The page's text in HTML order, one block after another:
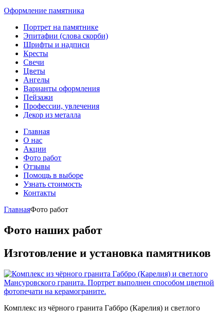
Оформление памятника
Портрет на памятнике
Эпитафии (слова скорби)
Шрифты и надписи
Кресты
Свечи
Цветы
Ангелы
Варианты оформления
Пейзажи
Профессии, увлечения
Декор из металла
Главная
О нас
Акции
Фото работ
Отзывы
Помощь в выборе
Узнать стоимость
Контакты
ГлавнаяФото работ
Фото наших работ
Изготовление и установка памятников
Комплекс из чёрного гранита Габбро (Карелия) и светлого